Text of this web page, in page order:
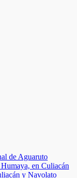
de Aguaruto
en Culiacán
y Navolato